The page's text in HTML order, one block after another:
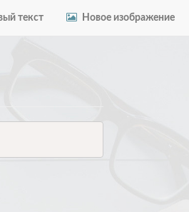
текст Новое изображение